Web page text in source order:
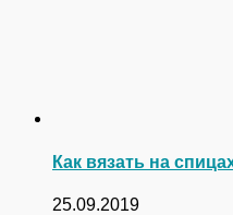
Как вязать на
25.09.2019